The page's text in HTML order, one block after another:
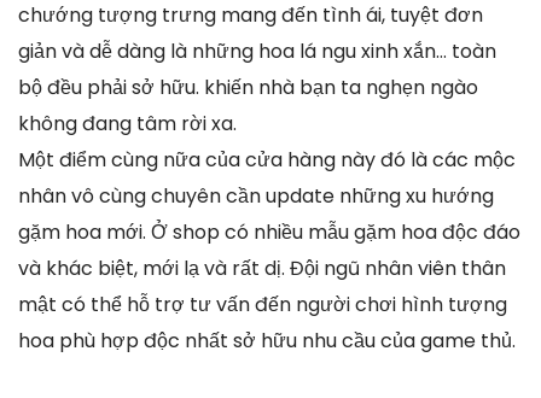
chướng tượng trưng mang đến tình ái, tuyệt đơn
giản và dễ dàng là những hoa lá ngu xinh xắn… toàn
bộ đều phải sở hữu. khiến nhà bạn ta nghẹn ngào
không đang tâm rời xa.
Một điểm cùng nữa của cửa hàng này đó là các mộc
nhân vô cùng chuyên cần update những xu hướng
gặm hoa mới. Ở shop có nhiều mẫu gặm hoa độc đáo
và khác biệt, mới lạ và rất dị. Đội ngũ nhân viên thân
mật có thể hỗ trợ tư vấn đến người chơi hình tượng
hoa phù hợp độc nhất sở hữu nhu cầu của game thủ.